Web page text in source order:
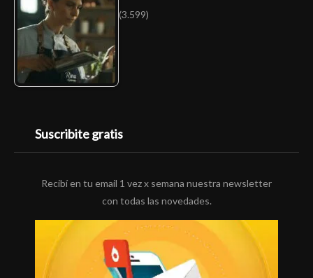
(3.599)
Suscribite gratis
Recibí en tu email 1 vez x semana nuestra newsletter
con todas las novedades.